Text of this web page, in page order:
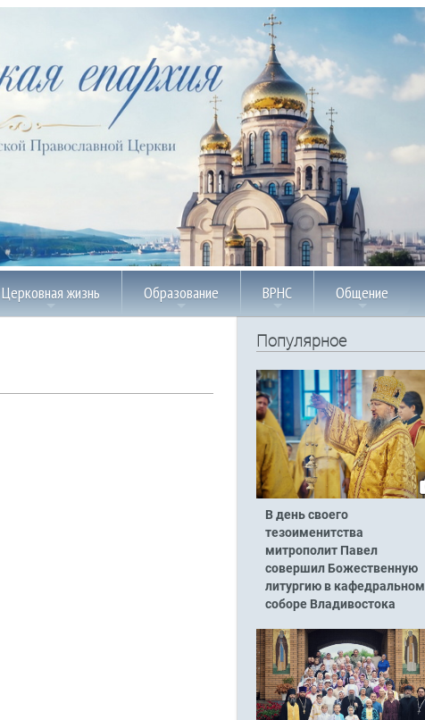
Церковная жизнь Образование ВРНС Общение
Популярное
В день своего
тезоименитства
митрополит Павел
совершил Божественную
литургию в кафедральном
соборе Владивостока